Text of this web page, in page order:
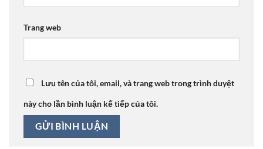
Trang web
Lưu tên của tôi, email, và trang web trong trình duyệt
này cho lần bình luận kế tiếp của tôi.